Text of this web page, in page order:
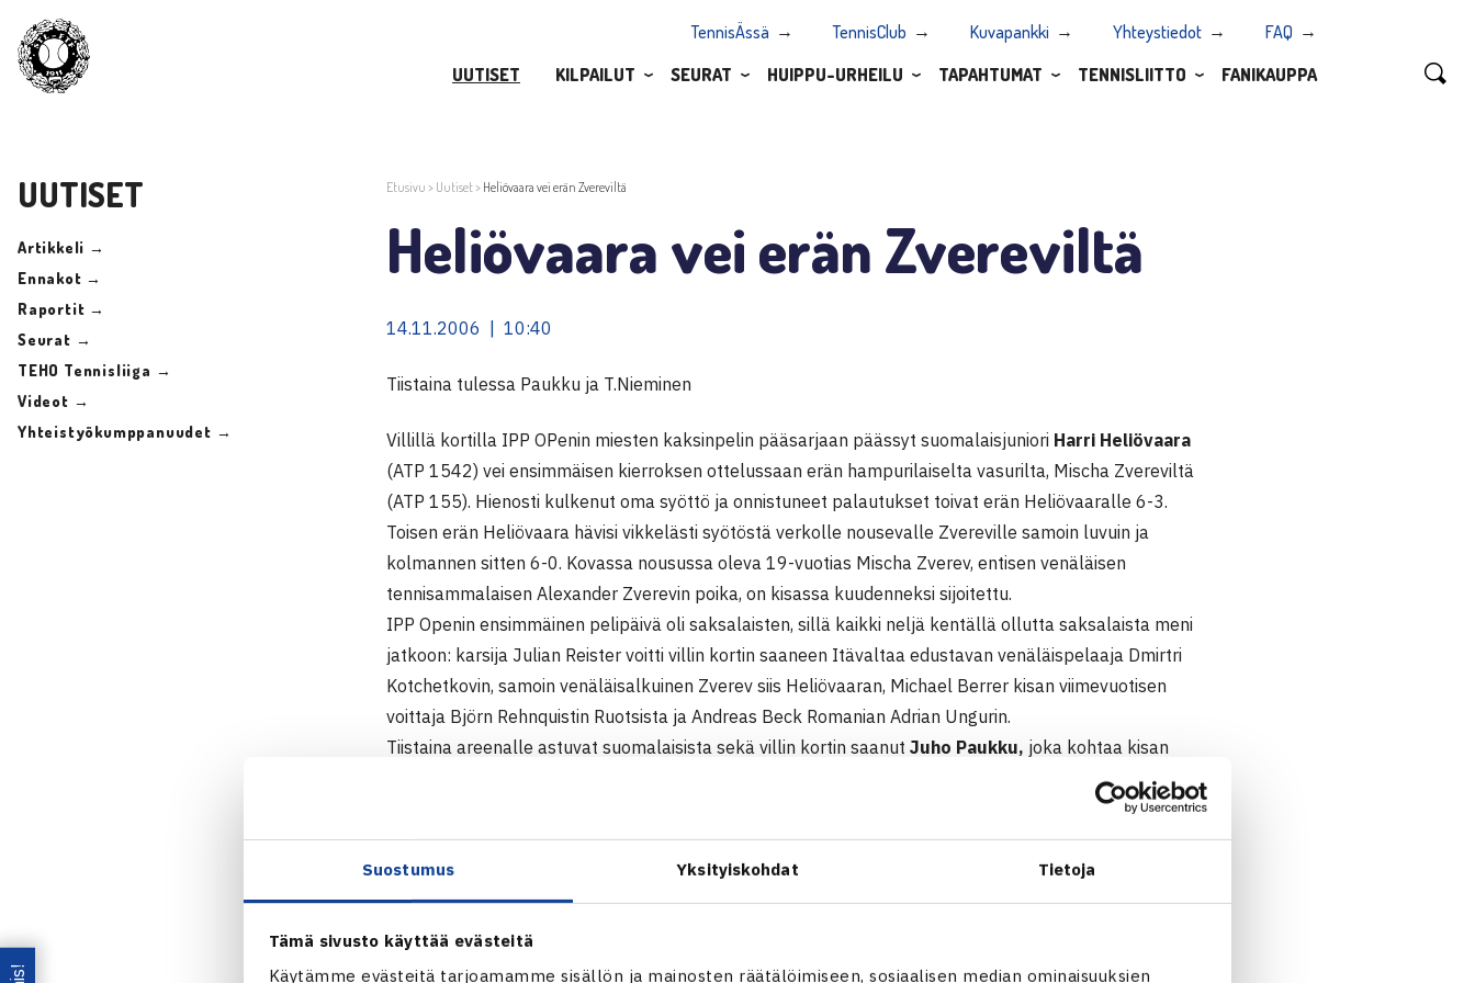
Suostumus Yksityiskohdat Tietoja
Tämä sivusto käyttää evästeitä
Käytämme evästeitä tarjoamamme sisällön ja mainosten räätälöimiseen, sosiaalisen median ominaisuuksien
TennisÄssä TennisClub Kuvapankki Yhteystiedot
FAQ
UUTISET
KILPAILUT SEURAT HUIPPU-URHEILU TAPAHTUMAT TENNISLIITTO FANIKAUPPA
UUTISET
Artikkeli →
Ennakot →
Raportit →
Seurat →
TEHO Tennisliiga →
Videot →
Yhteistyökumppanuudet →
Etusivu > Uutiset> Heliövaara vei erän Zvereviltä
Heliövaara vei erän Zvereviltä
14.11.2006 | 10:40
Tiistaina tulessa Paukku ja T.Nieminen
Villillä kortilla IPP OPenin miesten kaksinpelin pääsarjaan päässyt suomalaisjuniori Harri Heliövaara
(ATP 1542) vei ensimmäisen kierroksen ottelussaan erän hampurilaiselta vasurilta, Mischa Zvereviltä
(ATP 155). Hienosti kulkenut oma syöttö ja onnistuneet palautukset toivat erän Heliövaaralle 6-3.
Toisen erän Heliövaara hävisi vikkelästi syötöstä verkolle nousevalle Zvereville samoin luvuin ja
kolmannen sitten 6-0. Kovassa nousussa oleva 19-vuotias Mischa Zverev, entisen venäläisen
tennisammalaisen Alexander Zverevin poika, on kisassa kuudenneksi sijoitettu.
IPP Openin ensimmäinen pelipäivä oli saksalaisten, sillä kaikki neljä kentällä ollutta saksalaista meni
jatkoon: karsija Julian Reister voitti villin kortin saaneen Itävaltaa edustavan venäläispelaaja Dmirtri
Kotchetkovin, samoin venäläisalkuinen Zverev siis Heliövaaran, Michael Berrer kisan viimevuotisen
voittaja Björn Rehnquistin Ruotsista ja Andreas Beck Romanian Adrian Ungurin.
Tiistaina areenalle astuvat suomalaisista sekä villin kortin saanut Juho Paukku, joka kohtaa kisan
Timo Nieminen
joka kohtaa Saksan Philipp Petzschnerin. Paukun ottelu alkaa aikaisintaan klo 17, Niemisen ottelu on
samalla kentällä heti seuraava.
T.Ketola/Paukku jatkoon
Tuomas Ketola